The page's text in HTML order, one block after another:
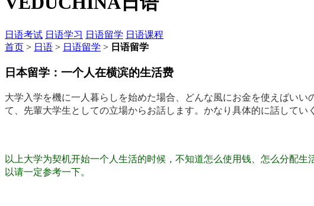
日语考试 日语学习 日语留学 日语课程
首页 > 日语 > 日语留学 > 日语留学
日本留学：一个人在横滨的生活费
大学入学を機に一人暮らしを始めた場合、どんな風にお金を使えばい
て、先輩大学生としての立場からお話します。かなり具体的に話してい
以上大学为契机开始一个人生活的时候，不知道怎么使用钱、怎么分配
以请一定参考一下。